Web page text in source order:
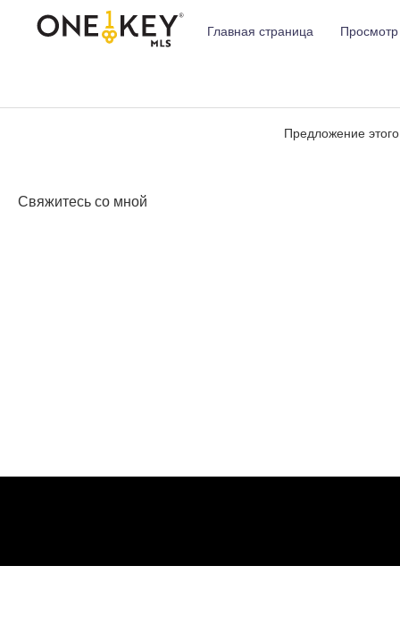
Главная страница Просмотр
Предложение
Свяжитесь со мной